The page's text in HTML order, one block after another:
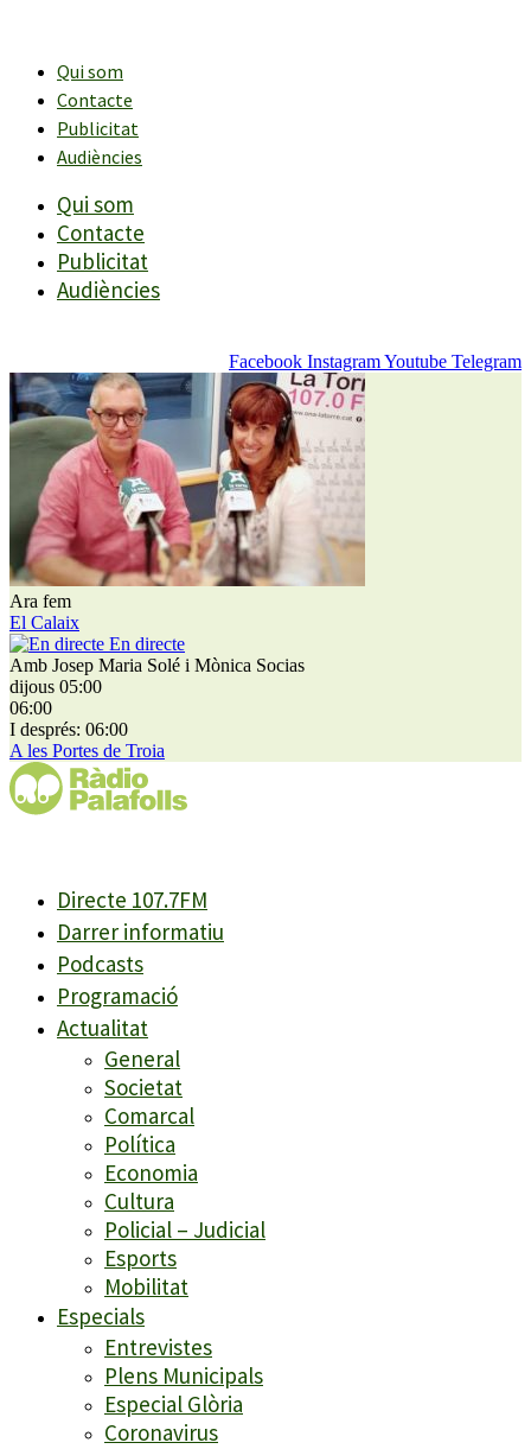
contingutQui som
Contacte
Publicitat
Audiències
Qui som
Contacte
Publicitat
Audiències
Facebook InstagramYoutube Telegram
Ara fem
El Calaix
En directe
Amb Josep Maria Solé i Mònica Socias
dijous 05:00
06:00
I després: 06:00
A les Portes de Troia
Directe 107.7FM
Darrer informatiu
Podcasts
Programació
Actualitat
General
Societat
Comarcal
Política
Economia
Cultura
Policial – Judicial
Esports
Mobilitat
Especials
Entrevistes
Plens Municipals
Especial Glòria
Coronavirus